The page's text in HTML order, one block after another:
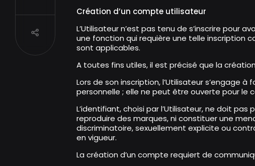
Partager
Création d’un compte utilisateur
L’Utilisateur n’est pas tenu de s’inscrire pour
une fonction qui requière une telle inscription
sont applicables.
A toutes fins utiles, il est précisé que la
Lors de son inscription, l’Utilisateur s’engage
personnelle ; elle ne peut être ouverte pour le
L’identifiant, choisi par l’Utilisateur, ne doit
reproduire des marques, ni constituer une
discriminatoire, sexuellement explicite ou
en vigueur.
La création d’un compte requiert de